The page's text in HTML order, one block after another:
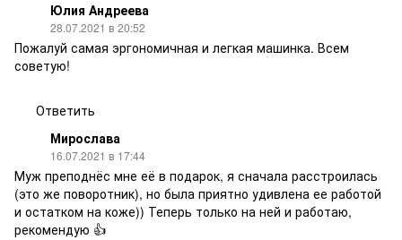
Юлия Андреева
28.07.2021 в 20:52
Пожалуй самая эргономичная и легкая машинка. Всем
советую!
Ответить
Мирослава
16.07.2021 в 17:44
Муж преподнёс мне её в подарок, я сначала расстроилась
(это же поворотник), но была приятно удивлена ее работой
и остатком на коже)) Теперь только на ней и работаю,
рекомендую 👍